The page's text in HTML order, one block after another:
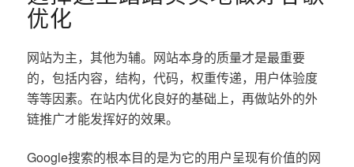
优化
网站为主，其他为辅。网站本身的质量才是最重要
的，包括内容，结构，代码，权重传递，用户体验度
等等因素。在站内优化良好的基础上，再做站外的外
链推广才能发挥好的效果。
Google搜索的根本目的是为它的用户呈现有价值的网